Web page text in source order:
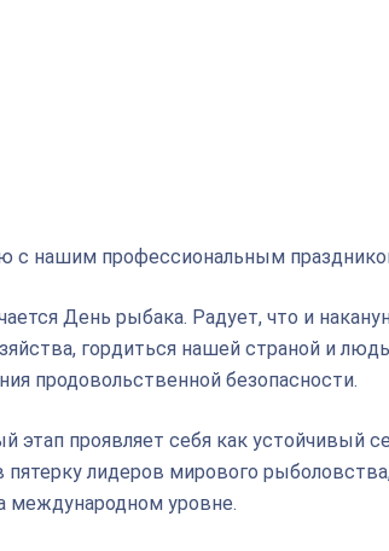
с нашим профессиональным
День рыбака. Радует, что и
гордиться нашей страной и
продовольственной безопасности.
этап проявляет себя как устойчивый
лидеров мирового
международном уровне.